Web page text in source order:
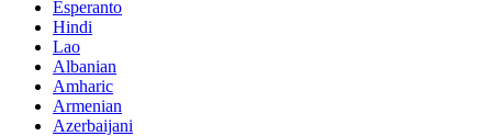
Esperanto
Hindi
Lao
Albanian
Amharic
Armenian
Azerbaijani